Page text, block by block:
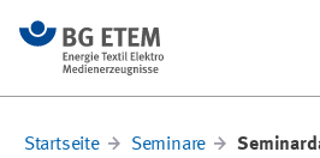
Startseite Seminare